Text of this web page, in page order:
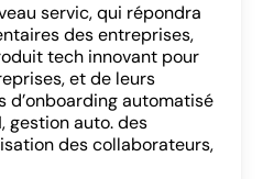
servic, qui répondra
des entreprises,
tech innovant pour
et de leurs
d’onboarding automatisé
gestion auto. des
des collaborateurs,